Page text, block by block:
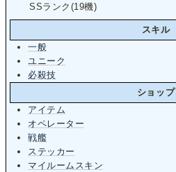
SSランク(19機)
スキル
一般
ユニーク
必殺技
ショップ
アイテム
オペレーター
戦艦
ステッカー
マイルームスキン